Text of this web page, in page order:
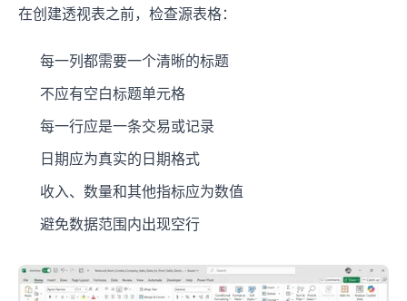
在创建透视表之前，检查源表格：
每一列都需要一个清晰的标题
不应有空白标题单元格
每一行应是一条交易或记录
日期应为真实的日期格式
收入、数量和其他指标应为数值
避免数据范围内出现空行